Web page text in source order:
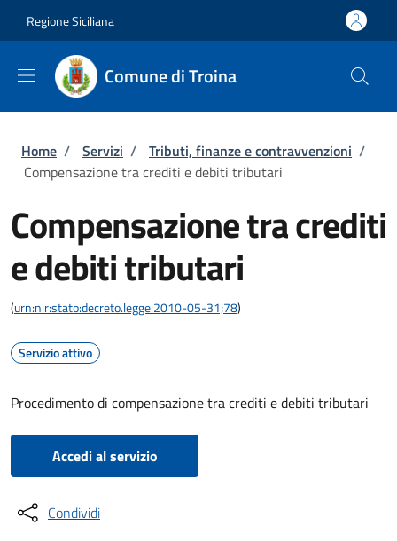
Regione Siciliana
Comune di Troina
Briciole di pane
Home / Servizi / Tributi, finanze e contravvenzioni /
Compensazione tra crediti e debiti tributari
Compensazione tra crediti
e debiti tributari
(urn:nir:stato:decreto.legge:2010-05-31;78)
Servizio attivo
Procedimento di compensazione tra crediti e debiti tributari
Accedi al servizio
Condividi